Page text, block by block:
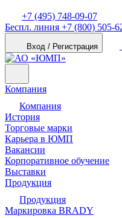
+7 (495) 748-09-07
Беспл. линия +7 (800) 505-
Вход / Регистрация
Компания
Компания
История
Торговые марки
Карьера в ЮМП
Вакансии
Корпоративное обучение
Выставки
Продукция
Продукция
Маркировка BRADY